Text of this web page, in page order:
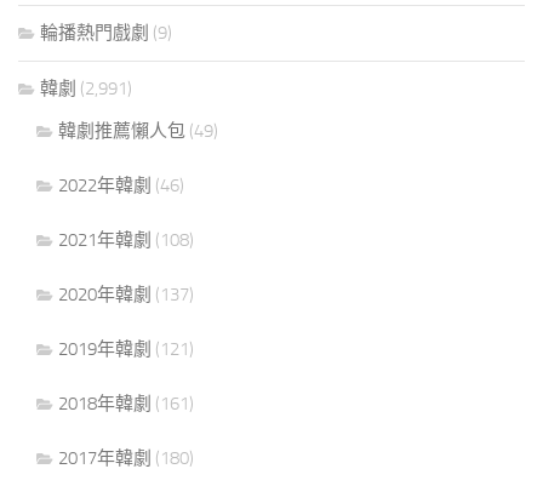
輪播熱門戲劇 (9)
韓劇 (2,991)
韓劇推薦懶人包 (49)
2022年韓劇 (46)
2021年韓劇 (108)
2020年韓劇 (137)
2019年韓劇 (121)
2018年韓劇 (161)
2017年韓劇 (180)